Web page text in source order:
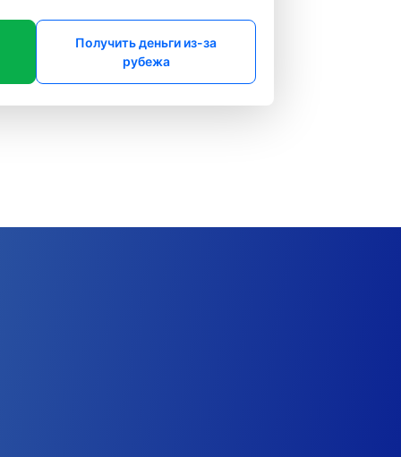
Получить деньги из-за
рубежа